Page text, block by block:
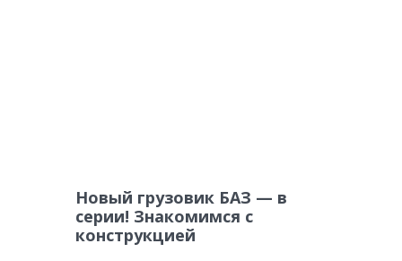
Новый грузовик БАЗ — в
серии! Знакомимся с
конструкцией